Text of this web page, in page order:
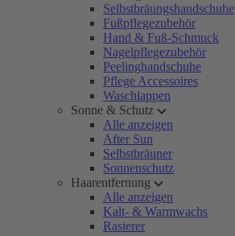
Selbstbräungshandschuhe
Fußpflegezubehör
Hand & Fuß-Schmuck
Nagelpflegezubehör
Peelinghandschuhe
Pflege Accessoires
Waschlappen
Sonne & Schutz
Alle anzeigen
After Sun
Selbstbräuner
Sonnenschutz
Haarentfernung
Alle anzeigen
Kalt- & Warmwachs
Rasierer